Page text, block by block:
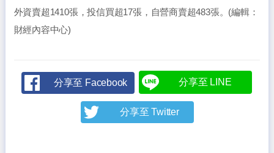
外資賣超1410張，投信買超17張，自營商賣超483張。(編輯：
財經內容中心)
分享至 Facebook 分享至 LINE
分享至 Twitter